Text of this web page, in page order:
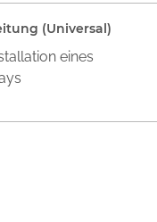
(Universal)
eines